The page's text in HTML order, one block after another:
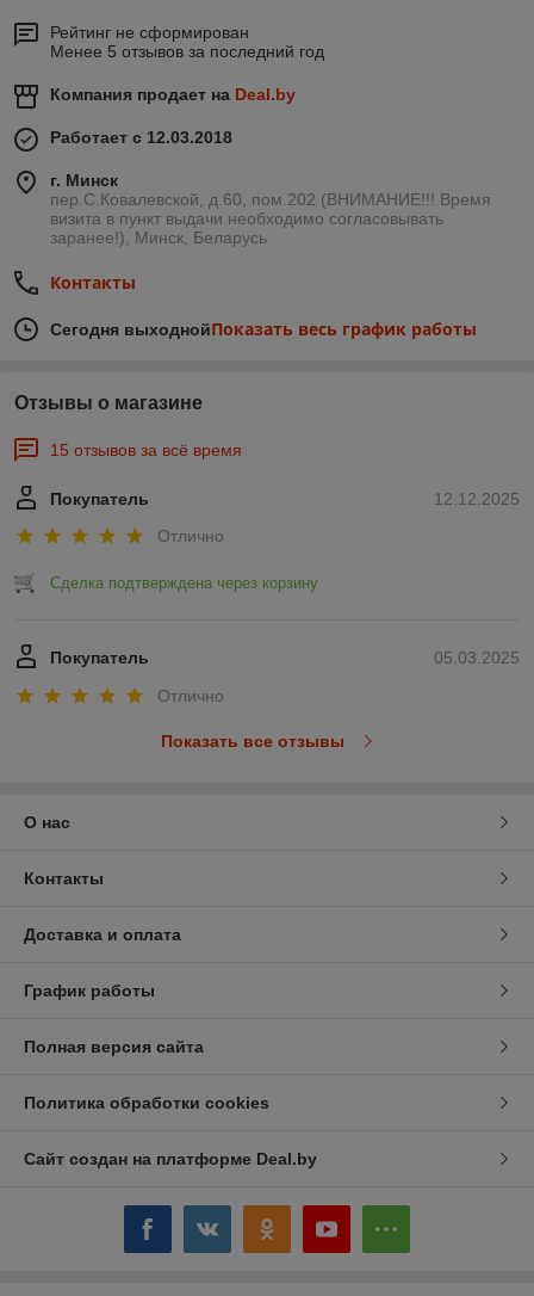
Рейтинг не сформирован
Менее 5 отзывов за последний год
Компания продает на Deal.by
Работает с 12.03.2018
г. Минск
пер.С.Ковалевской, д.60, пом.202 (ВНИМАНИЕ!!! Время
визита в пункт выдачи необходимо согласовывать
заранее!), Минск, Беларусь
Контакты
Сегодня выходнойПоказать весь график работы
Отзывы о магазине
15 отзывов за всё время
12.12.2025
Покупатель
Отлично
Сделка подтверждена через корзину
05.03.2025
Покупатель
Отлично
Показать все отзывы
О нас
Контакты
Доставка и оплата
График работы
Полная версия сайта
Политика обработки cookies
Сайт создан на платформе Deal.by